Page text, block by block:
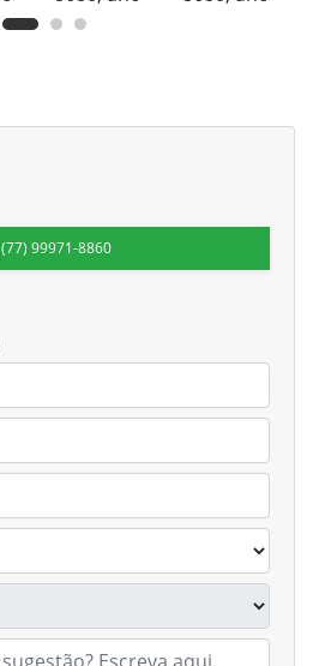
(77) 99971-8860